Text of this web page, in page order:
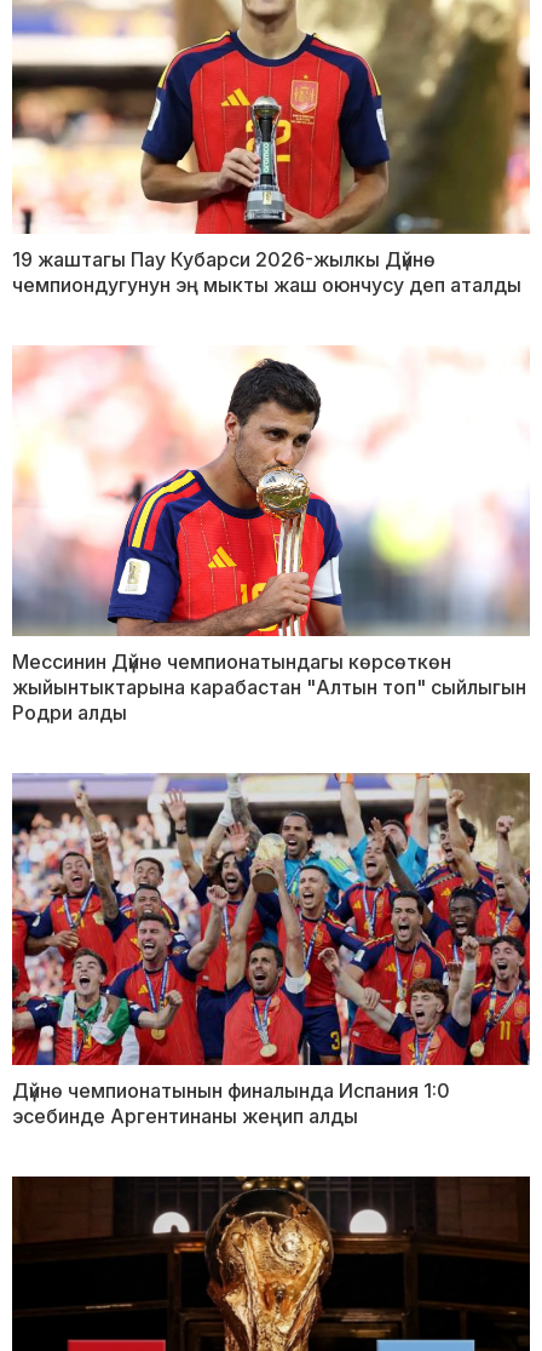
19 жаштагы Пау Кубарси 2026-жылкы Дүйнө
чемпиондугунун эң мыкты жаш оюнчусу деп аталды
Мессинин Дүйнө чемпионатындагы көрсөткөн
жыйынтыктарына карабастан "Алтын топ" сыйлыгын
Родри алды
Дүйнө чемпионатынын финалында Испания 1:0
эсебинде Аргентинаны жеңип алды